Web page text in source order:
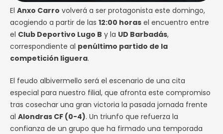
El Anxo Carro volverá a ser protagonista este domingo,
acogiendo a partir de las 12:00 horas el encuentro entre
el Club Deportivo Lugo B y la UD Barbadás,
correspondiente al penúltimo partido de la
competición liguera.
El feudo albivermello será el escenario de una cita
especial para nuestro filial, que afronta este compromiso
tras cosechar una gran victoria la pasada jornada frente
al Alondras CF (0-4). Un triunfo que refuerza la
confianza de un grupo que ha firmado una temporada